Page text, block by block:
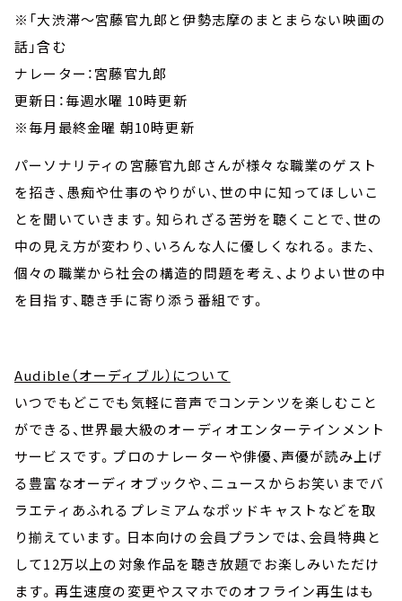
※「大渋滞～宮藤官九郎と伊勢志摩のまとまらない映画の
話」含む
ナレーター：宮藤官九郎
更新日：毎週水曜 10時更新
※毎⽉最終⾦曜 朝10時更新
パーソナリティの宮藤官九郎さんが様々な職業のゲスト
を招き、愚痴や仕事のやりがい、世の中に知ってほしいこ
とを聞いていきます。知られざる苦労を聴くことで、世の
中の見え方が変わり、いろんな人に優しくなれる。また、
個々の職業から社会の構造的問題を考え、よりよい世の中
を目指す、聴き手に寄り添う番組です。
Audible（オーディブル）について
いつでもどこでも気軽に音声でコンテンツを楽しむこと
ができる、世界最大級のオーディオエンターテインメント
サービスです。プロのナレーターや俳優、声優が読み上げ
る豊富なオーディオブックや、ニュースからお笑いまでバ
ラエティあふれるプレミアムなポッドキャストなどを取
り揃えています。日本向けの会員プランでは、会員特典と
して12万以上の対象作品を聴き放題でお楽しみいただけ
ます。再生速度の変更やスマホでのオフライン再生はも